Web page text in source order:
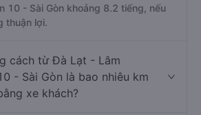
10 - Sài Gòn khoảng 8.2 tiếng, nếu
thuận lợi.
cách từ Đà Lạt - Lâm
- Sài Gòn là bao nhiêu km
xe khách?